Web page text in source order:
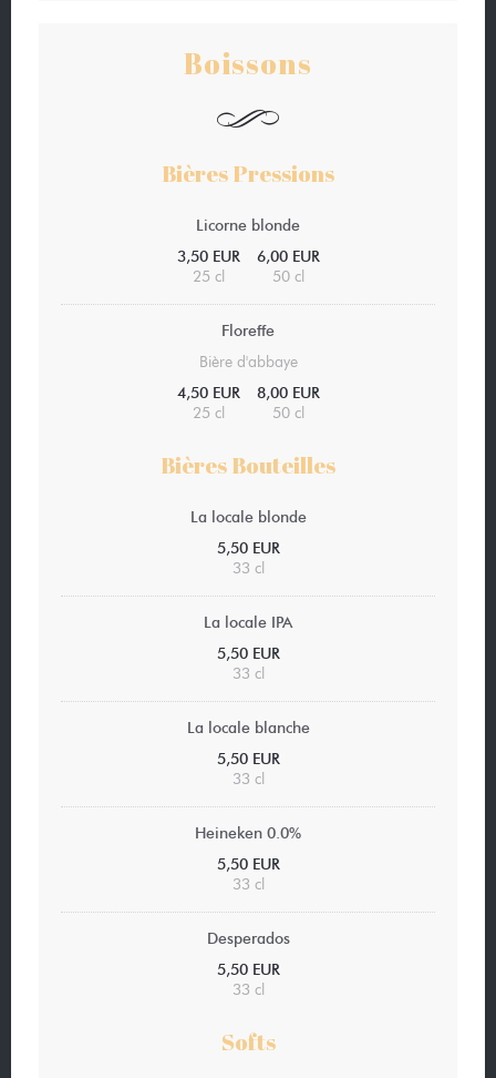
Boissons
Bières Pressions
Licorne blonde
3,50 EUR
25 cl
6,00 EUR
50 cl
Floreffe
Bière d'abbaye
4,50 EUR
25 cl
8,00 EUR
50 cl
Bières Bouteilles
La locale blonde
5,50 EUR
33 cl
La locale IPA
5,50 EUR
33 cl
La locale blanche
5,50 EUR
33 cl
Heineken 0.0%
5,50 EUR
33 cl
Desperados
5,50 EUR
33 cl
Softs